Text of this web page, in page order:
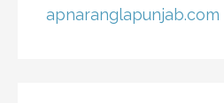
apnaranglapunjab.com